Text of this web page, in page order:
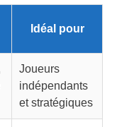
Idéal pour
Joueurs
indépendants
et stratégiques